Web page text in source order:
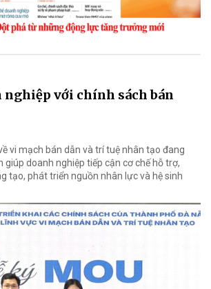
nghiệp với chính sách bán
vi mạch bán dẫn và trí tuệ nhân tạo đang
giúp doanh nghiệp tiếp cận cơ chế hỗ trợ,
tạo, phát triển nguồn nhân lực và hệ sinh